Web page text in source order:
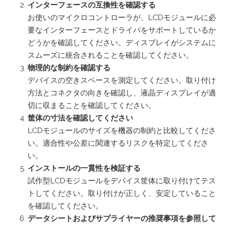
インターフェースの互換性を確認する
お使いのマイクロコントローラが、LCDモジュールに必
要なインターフェースとドライバをサポートしているか
どうかを確認してください。ディスプレイがシステムに
スムーズに統合されることを確認してください。
物理的な制約を確認する
デバイスの空きスペースを測定してください。取り付け
方法とコネクタの向きを確認し、液晶ディスプレイが適
切に収まることを確認してください。
筐体の寸法を確認してください
LCDモジュールのサイズを機器の制約と比較してくださ
い。適合性や公差に関連するリスクを特定してくださ
い。
インストールの一貫性を検証する
試作型LCDモジュールをデバイス筐体に取り付けてテス
トしてください。取り付けが正しく、安定していること
を確認してください。
データシートおよびサプライヤーの推奨事項を参照して